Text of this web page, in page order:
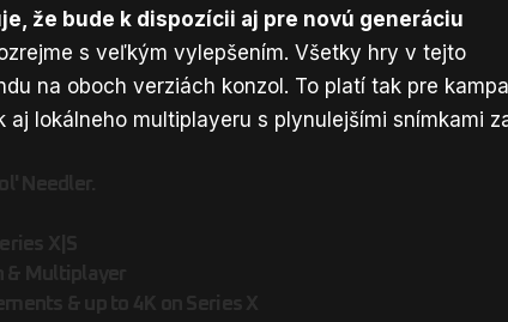
že bude k dispozícii aj pre novú generáciu
s veľkým vylepšením. Všetky hry v tejto
na oboch verziách konzol. To platí tak pre
lokálneho multiplayeru s plynulejšími snímkami